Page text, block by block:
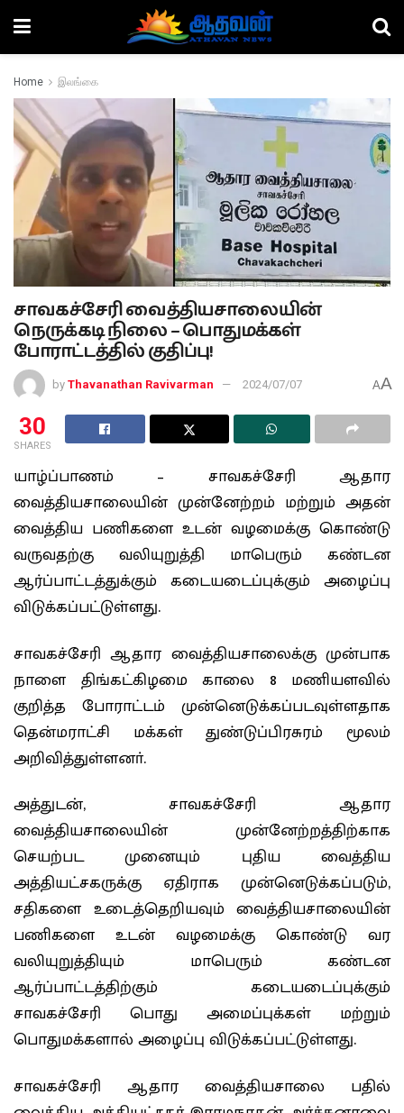
Home இலங்கை
சாவகச்சேரி வைத்தியசாலையின்
நெருக்கடி நிலை – பொதுமக்கள்
போராட்டத்தில் குதிப்பு!
by Thavanathan Ravivarman 2024/07/07 AA
30
SHARES
யாழ்ப்பாணம் – சாவகச்சேரி ஆதார
வைத்தியசாலையின் முன்னேற்றம் மற்றும் அதன்
வைத்திய பணிகளை உடன் வழமைக்கு கொண்டு
வருவதற்கு வலியுறுத்தி மாபெரும் கண்டன
ஆர்ப்பாட்டத்துக்கும் கடையடைப்புக்கும் அழைப்பு
விடுக்கப்பட்டுள்ளது.
சாவகச்சேரி ஆதார வைத்தியசாலைக்கு முன்பாக
நாளை திங்கட்கிழமை காலை 8 மணியளவில்
குறித்த போராட்டம் முன்னெடுக்கப்படவுள்ளதாக
தென்மராட்சி மக்கள் துண்டுப்பிரசுரம் மூலம்
அறிவித்துள்ளனா்.
அத்துடன், சாவகச்சேரி ஆதார
வைத்தியசாலையின் முன்னேற்றத்திற்காக
செயற்பட முனையும் புதிய வைத்திய
அத்தியட்சகருக்கு ஏதிராக முன்னெடுக்கப்படும்,
சதிகளை உடைத்தெறியவும் வைத்தியசாலையின்
பணிகளை உடன் வழமைக்கு கொண்டு வர
வலியுறுத்தியும் மாபெரும் கண்டன
ஆர்ப்பாட்டத்திற்கும் கடையடைப்புக்கும்
சாவகச்சேரி பொது அமைப்புக்கள் மற்றும்
பொதுமக்களால் அழைப்பு விடுக்கப்பட்டுள்ளது.
சாவகச்சேரி ஆதார வைத்தியசாலை பதில்